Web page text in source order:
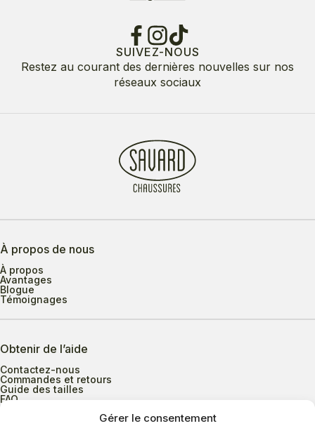
Gérer le consentement
SUIVEZ-NOUS
Restez au courant des dernières nouvelles sur nos
réseaux sociaux
À propos de nous
À propos
Avantages
Blogue
Témoignages
Obtenir de l’aide
Contactez-nous
Commandes et retours
Guide des tailles
FAQ